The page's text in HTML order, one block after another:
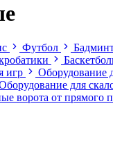
Футбол
игр Оборудование
для
ворота от прямого